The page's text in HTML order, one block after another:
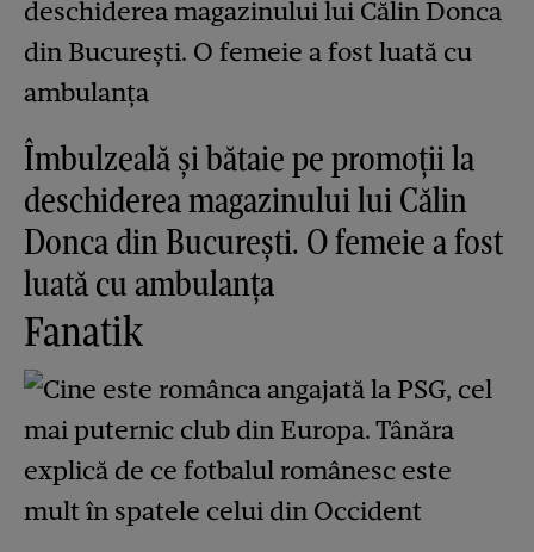
Îmbulzeală și bătaie pe promoții la
deschiderea magazinului lui Călin
Donca din București. O femeie a fost
luată cu ambulanța
Fanatik